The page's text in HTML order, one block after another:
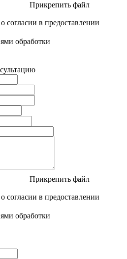
Прикрепить файл
согласии в предоставлении
обработки
Прикрепить файл
согласии в предоставлении
обработки